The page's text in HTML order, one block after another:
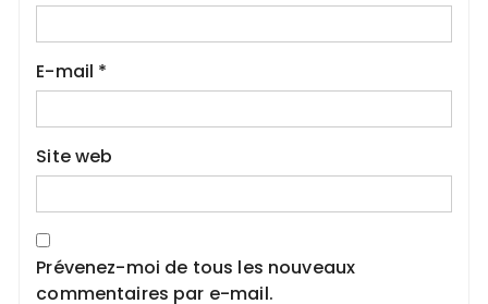
E-mail *
Site web
Prévenez-moi de tous les nouveaux
commentaires par e-mail.